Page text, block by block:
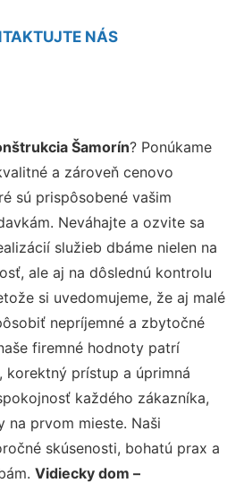
NÁS
Šamorín? Ponúkame
a zároveň cenovo
sú prispôsobené vašim
Neváhajte a ozvite sa
služieb dbáme nielen na
ale aj na dôslednú kontrolu
si uvedomujeme, že aj malé
nepríjemné a zbytočné
firemné hodnoty patrí
korektný prístup a úprimná
každého zákazníka,
na prvom mieste. Naši
skúsenosti, bohatú prax a
Vidiecky dom –